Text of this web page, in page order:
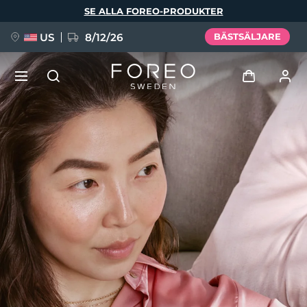
SE ALLA FOREO-PRODUKTER
US 8/12/26 BÄSTSÄLJARE
Logga in
Användarprofil
Mina enheter
Mina beställningar
Mina adresser
Mina prenumerationer
NYHET
FAQ™ Pure Beauty-Tech Elixir
BREAKING NEWS
issa™ Teeth Whitening Set
Språk
English Deutsch
Español
Français
Italiano
Português
Polski
Svenska
Русский
Türkçe
简体中文 繁體中文